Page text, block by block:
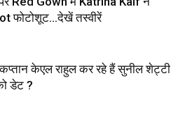
फोटोशूट…देखें तस्वीरें
केएल राहुल कर रहे हैं सुनील शेट्टी
डेट ?